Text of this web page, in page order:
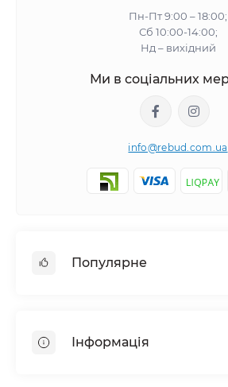
Пн-Пт 9:00 – 18:00;
Сб 10:00-14:00;
Нд – вихідний
Ми в соціальних
info@rebud.com.ua
Популярне
Гіпсокартонні системи
Інформація